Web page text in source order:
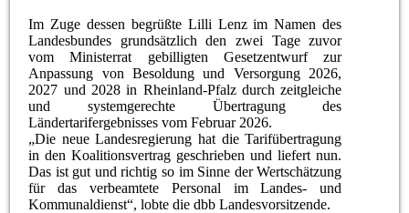
Im Zuge dessen begrüßte Lilli Lenz im Namen des
Landesbundes grundsätzlich den zwei Tage zuvor
vom Ministerrat gebilligten Gesetzentwurf zur
Anpassung von Besoldung und Versorgung 2026,
2027 und 2028 in Rheinland-Pfalz durch zeitgleiche
und systemgerechte Übertragung des
Ländertarifergebnisses vom Februar 2026.
„Die neue Landesregierung hat die Tarifübertragung
in den Koalitionsvertrag geschrieben und liefert nun.
Das ist gut und richtig so im Sinne der Wertschätzung
für das verbeamtete Personal im Landes- und
Kommunaldienst“, lobte die dbb Landesvorsitzende.